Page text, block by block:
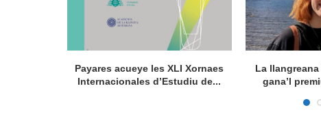
Payares acueye les XLI Xornaes
Internacionales d’Estudiu de...
La
gana’l